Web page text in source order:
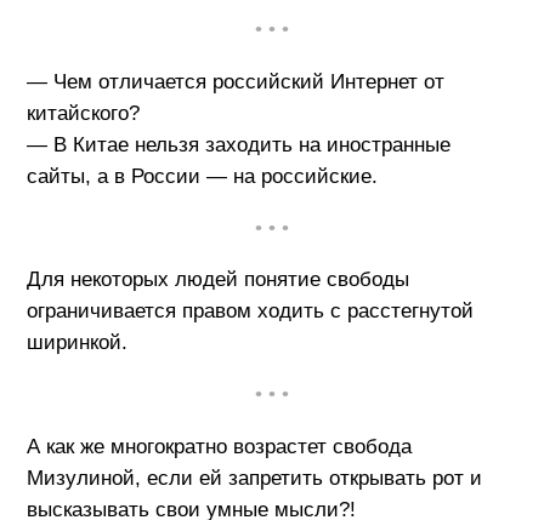
• • •
— Чем отличается российский Интернет от
китайского?
— В Китае нельзя заходить на иностранные
сайты, а в России — на российские.
• • •
Для некоторых людей понятие свободы
ограничивается правом ходить с расстегнутой
ширинкой.
• • •
А как же многократно возрастет свобода
Мизулиной, если ей запретить открывать рот и
высказывать свои умные мысли?!